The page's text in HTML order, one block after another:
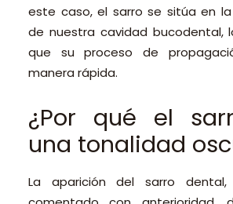
este caso, el sarro se sitúa en la
de nuestra cavidad bucodental,
que su proceso de
manera rápida.
¿Por qué el
una tonalidad
La aparición del sarro